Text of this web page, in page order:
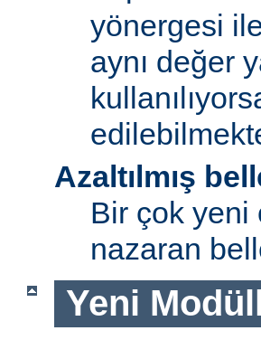
yönergesi
aynı değer
Azaltılmış
Bir çok yeni
nazaran
Yeni